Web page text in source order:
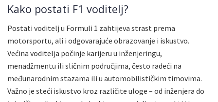
Kako postati F1 voditelj?
Postati voditelj u Formuli 1 zahtijeva strast prema
motorsportu, ali i odgovarajuće obrazovanje i iskustvo.
Većina voditelja počinje karijeru u inženjeringu,
menadžmentu ili sličnim područjima, često radeći na
međunarodnim stazama ili u automobilističkim timovima.
Važno je steći iskustvo kroz različite uloge – od inženjera do